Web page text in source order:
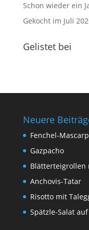
Schon wieder ein
Gekocht im Juli
Gelistet bei
Neuere
Fenchel-
Gazpacho
Blätterteigrollen
Anchovis-Tatar
Risotto mit
Spätzle-Salat